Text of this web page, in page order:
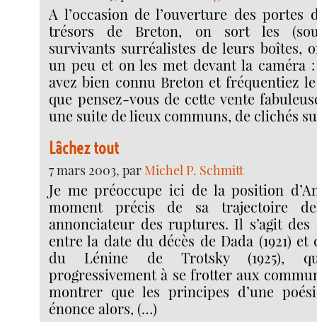
A l’occasion de l’ouverture des portes
trésors de Breton, on sort les
survivants surréalistes de leurs boîtes,
un peu et on les met devant la caméra
avez bien connu Breton et fréquentiez
que pensez-vous de cette vente
une suite de lieux communs, de clichés
Lâchez tout
7 mars 2003, par Michel P. Schmitt
Je me préoccupe ici de la position
moment précis de sa trajectoire de
annonciateur des ruptures. Il s’agit des
entre la date du décès de Dada (1921)
du Lénine de Trotsky (1925),
progressivement à se frotter aux
montrer que les principes d’une
énonce alors, (…)